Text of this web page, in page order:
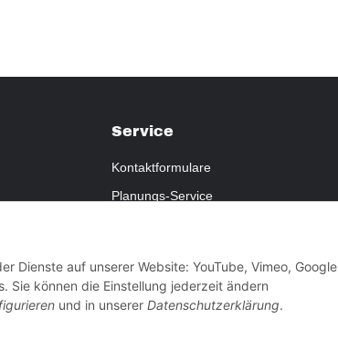
Service
Kontaktformulare
Planungs-Service
Retouren-Service
Dienste auf unserer Website: YouTube, Vimeo, Google
Sie können die Einstellung jederzeit ändern
und in unserer Datenschutzerklärung.